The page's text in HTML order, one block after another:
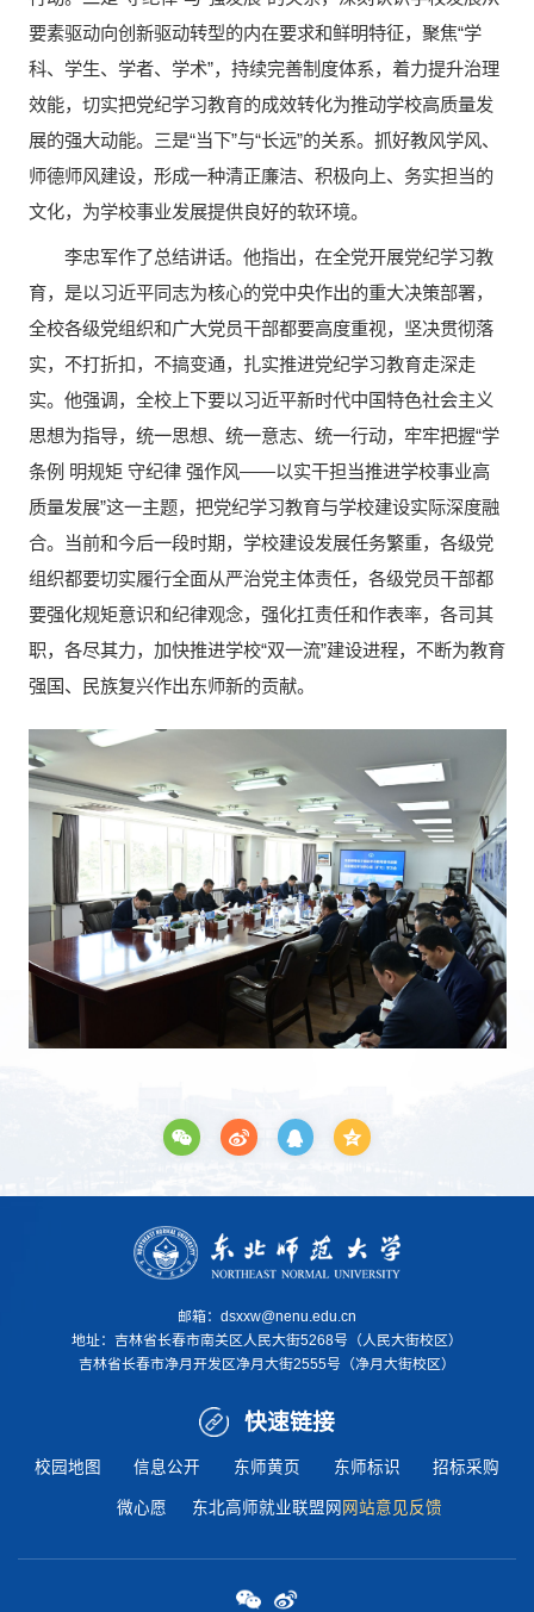
要素驱动向创新驱动转型的内在要求和鲜明特征，聚焦“学
科、学生、学者、学术”，持续完善制度体系，着力提升治理
效能，切实把党纪学习教育的成效转化为推动学校高质量发
展的强大动能。三是“当下”与“长远”的关系。抓好教风学风、
师德师风建设，形成一种清正廉洁、积极向上、务实担当的
文化，为学校事业发展提供良好的软环境。
李忠军作了总结讲话。他指出，在全党开展党纪学习教
育，是以习近平同志为核心的党中央作出的重大决策部署，
全校各级党组织和广大党员干部都要高度重视，坚决贯彻落
实，不打折扣，不搞变通，扎实推进党纪学习教育走深走
实。他强调，全校上下要以习近平新时代中国特色社会主义
思想为指导，统一思想、统一意志、统一行动，牢牢把握“学
条例 明规矩 守纪律 强作风——以实干担当推进学校事业高
质量发展”这一主题，把党纪学习教育与学校建设实际深度融
合。当前和今后一段时期，学校建设发展任务繁重，各级党
组织都要切实履行全面从严治党主体责任，各级党员干部都
要强化规矩意识和纪律观念，强化扛责任和作表率，各司其
职，各尽其力，加快推进学校“双一流”建设进程，不断为教育
强国、民族复兴作出东师新的贡献。
邮箱：dsxxw@nenu.edu.cn
地址： 吉林省长春市南关区人民大街5268号（人民大街校区）
吉林省长春市净月开发区净月大街2555号（净月大街校区）
快速链接
校园地图 信息公开 东师黄页 东师标识 招标采购
微心愿 东北高师就业联盟网 网站意见反馈